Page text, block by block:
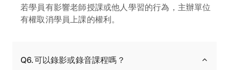
若學員有影響老師授課或他人學習的行為，主辦單位
有權取消學員上課的權利。
Q6.可以錄影或錄音課程嗎？